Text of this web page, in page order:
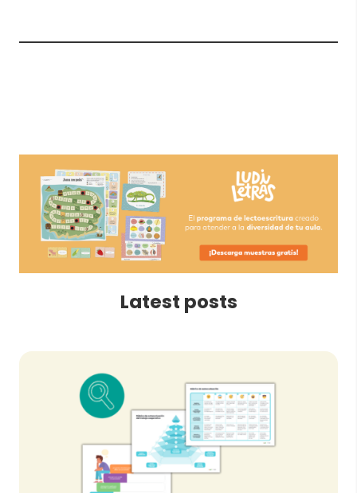
Latest posts